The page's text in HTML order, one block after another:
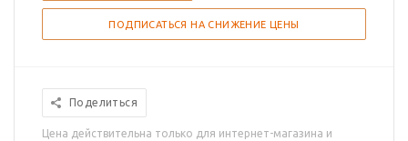
ПОДПИСАТЬСЯ НА СНИЖЕНИЕ ЦЕНЫ
Поделиться
Цена действительна только для интернет-магазина и